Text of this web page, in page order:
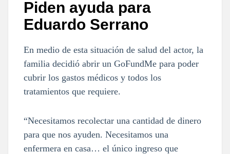
Piden ayuda para
Eduardo Serrano
En medio de esta situación de salud del actor, la
familia decidió abrir un GoFundMe para poder
cubrir los gastos médicos y todos los
tratamientos que requiere.
“Necesitamos recolectar una cantidad de dinero
para que nos ayuden. Necesitamos una
enfermera en casa… el único ingreso que